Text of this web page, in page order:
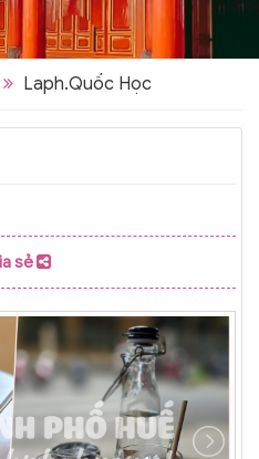
Laph.Quốc Học
sẻ